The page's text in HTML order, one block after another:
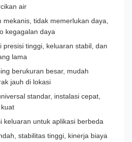
air
mekanis, tidak memerlukan daya,
kegagalan daya
presisi tinggi, keluaran stabil, dan
lama
berukuran besar, mudah
jauh di lokasi
standar, instalasi cepat,
keluaran untuk aplikasi berbeda
stabilitas tinggi, kinerja biaya